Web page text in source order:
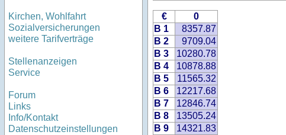
Kirchen, Wohlfahrt
Sozialversicherungen
weitere Tarifverträge
Stellenanzeigen
Service
Forum
Links
Info/Kontakt
Datenschutzeinstellungen
€
0
B 1
8357.87
B 2
9709.04
B 3
10280.78
B 4
10878.88
B 5
11565.32
B 6
12217.68
B 7
12846.74
B 8
13505.24
B 9
14321.83